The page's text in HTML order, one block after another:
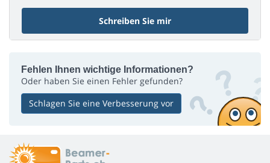
Schreiben Sie mir
Fehlen Ihnen wichtige Informationen?
Oder haben Sie einen Fehler gefunden?
Schlagen Sie eine Verbesserung vor